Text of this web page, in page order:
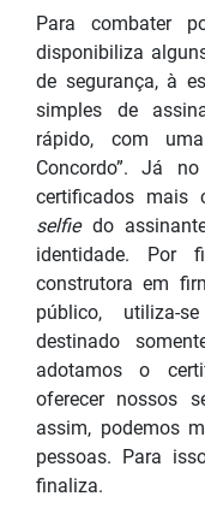
Para combater
disponibiliza
de segurança, à
simples de
rápido, com
Concordo”. Já
certificados mais
selfie do
identidade. Por
construtora em
público, utiliza-
destinado
adotamos o
oferecer nossos
assim, podemos
pessoas. Para
finaliza.